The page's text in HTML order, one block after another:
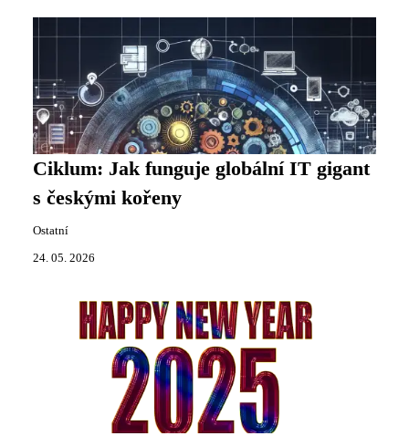
Ciklum: Jak funguje globální IT gigant
s českými kořeny
Ostatní
24. 05. 2026